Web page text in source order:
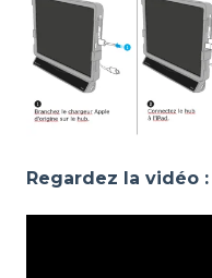
Regardez la vidéo :